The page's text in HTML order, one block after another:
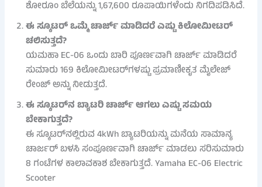
ಶೋರೂಂ ಬೆಲೆಯನ್ನು 1,67,600 ರೂಪಾಯಿಗಳೆಂದು ನಿಗದಿಪಡಿಸಿದೆ.
ಈ ಸ್ಕೂಟರ್ ಒಮ್ಮೆ ಚಾರ್ಜ್ ಮಾಡಿದರೆ ಎಷ್ಟು ಕಿಲೋಮೀಟರ್
ಚಲಿಸುತ್ತದೆ?
ಯಮಹಾ EC-06 ಒಂದು ಬಾರಿ ಪೂರ್ಣವಾಗಿ ಚಾರ್ಜ್ ಮಾಡಿದರೆ
ಸುಮಾರು 169 ಕಿಲೋಮೀಟರ್‌ಗಳಷ್ಟು ಪ್ರಮಾಣೀಕೃತ ಮೈಲೇಜ್
ರೇಂಜ್ ಅನ್ನು ನೀಡುತ್ತದೆ.
ಈ ಸ್ಕೂಟರ್‌ನ ಬ್ಯಾಟರಿ ಚಾರ್ಜ್ ಆಗಲು ಎಷ್ಟು ಸಮಯ
ಬೇಕಾಗುತ್ತದೆ?
ಈ ಸ್ಕೂಟರ್‌ನಲ್ಲಿರುವ 4kWh ಬ್ಯಾಟರಿಯನ್ನು ಮನೆಯ ಸಾಮಾನ್ಯ
ಚಾರ್ಜರ್ ಬಳಸಿ ಸಂಪೂರ್ಣವಾಗಿ ಚಾರ್ಜ್ ಮಾಡಲು ಸರಿಸುಮಾರು
8 ಗಂಟೆಗಳ ಕಾಲಾವಕಾಶ ಬೇಕಾಗುತ್ತದೆ. Yamaha EC-06 Electric
Scooter